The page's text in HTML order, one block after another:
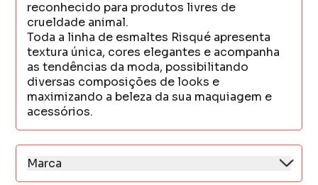
reconhecido para produtos livres de
crueldade animal.
Toda a linha de esmaltes Risqué apresenta
textura única, cores elegantes e acompanha
as tendências da moda, possibilitando
diversas composições de looks e
maximizando a beleza da sua maquiagem e
acessórios.
Marca
Pioneira em lançar tendências de cores a